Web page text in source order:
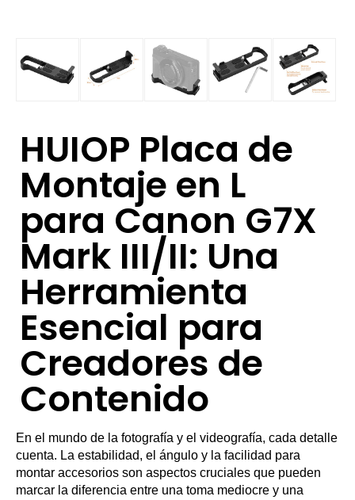
HUIOP Placa de
Montaje en L
para Canon G7X
Mark III/II: Una
Herramienta
Esencial para
Creadores de
Contenido
En el mundo de la fotografía y el videografía, cada detalle
cuenta. La estabilidad, el ángulo y la facilidad para
montar accesorios son aspectos cruciales que pueden
marcar la diferencia entre una toma mediocre y una